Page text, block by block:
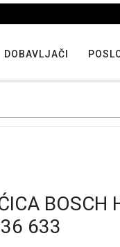
popuste
DOBAVLJAČI
BOSCH
633